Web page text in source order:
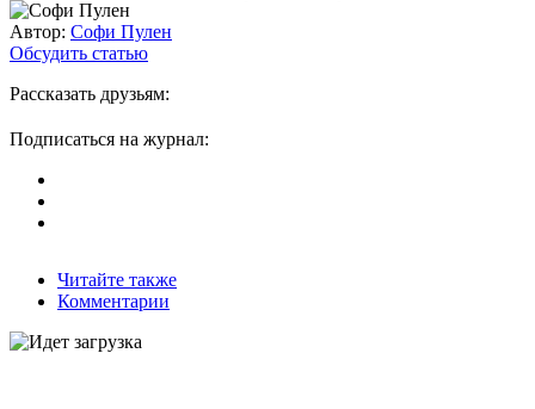
Автор: Софи Пулен
Обсудить статью
Рассказать друзьям:
Подписаться на журнал:
Читайте также
Комментарии